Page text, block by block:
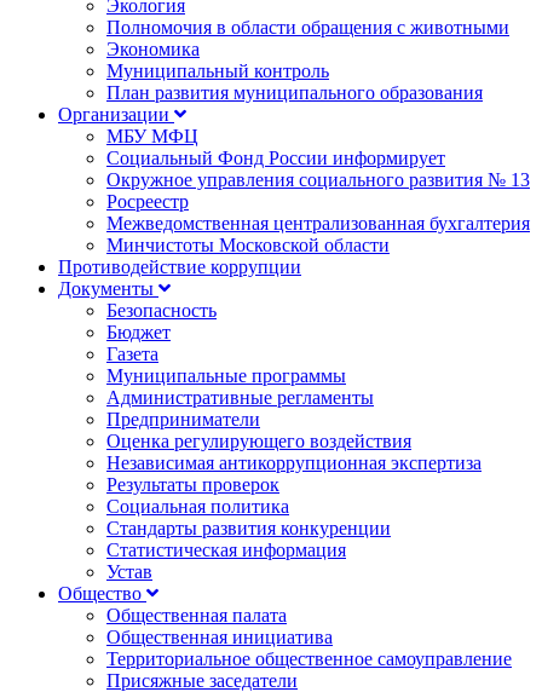
Экология
Полномочия в области обращения с животными
Экономика
Муниципальный контроль
План развития муниципального образования
Организации
МБУ МФЦ
Социальный Фонд России информирует
Окружное управления социального развития № 13
Росреестр
Межведомственная централизованная бухгалтерия
Минчистоты Московской области
Противодействие коррупции
Документы
Безопасность
Бюджет
Газета
Муниципальные программы
Административные регламенты
Предприниматели
Оценка регулирующего воздействия
Независимая антикоррупционная экспертиза
Результаты проверок
Социальная политика
Стандарты развития конкуренции
Статистическая информация
Устав
Общество
Общественная палата
Общественная инициатива
Территориальное общественное самоуправление
Присяжные заседатели